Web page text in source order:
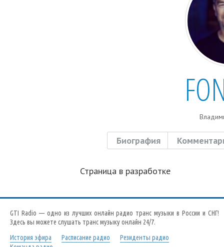
Биография
Страница в разработке
GTI Radio — одно из лучших онлайн радио транс музыки в России и СНГ!
Здесь вы можете слушать транс музыку онлайн 24/7.
История эфира
Расписание радио
Резиденты радио